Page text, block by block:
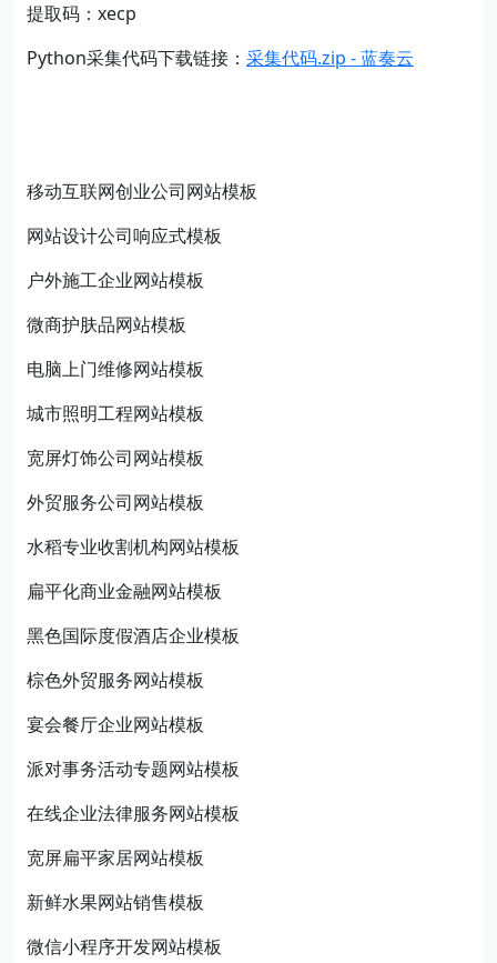
提取码：xecp
Python采集代码下载链接： 采集代码.zip - 蓝奏云
移动互联网创业公司网站模板
网站设计公司响应式模板
户外施工企业网站模板
微商护肤品网站模板
电脑上门维修网站模板
城市照明工程网站模板
宽屏灯饰公司网站模板
外贸服务公司网站模板
水稻专业收割机构网站模板
扁平化商业金融网站模板
黑色国际度假酒店企业模板
棕色外贸服务网站模板
宴会餐厅企业网站模板
派对事务活动专题网站模板
在线企业法律服务网站模板
宽屏扁平家居网站模板
新鲜水果网站销售模板
微信小程序开发网站模板